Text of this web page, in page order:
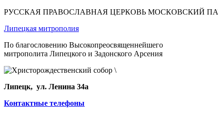
РУССКАЯ ПРАВОСЛАВНАЯ ЦЕРКОВЬ МОСКОВСКИЙ
Липецкая митрополия
По благословению Высокопреосвященнейшего
митрополита Липецкого и Задонского Арсения
Липецк, ул. Ленина 34а
Контактные телефоны